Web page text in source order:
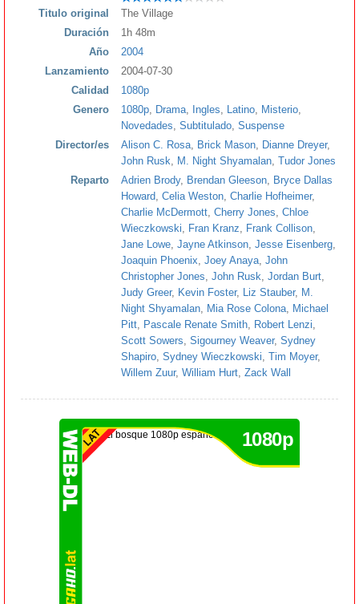
Titulo original
The Village
Duración
1h 48m
Año
2004
Lanzamiento
2004-07-30
Calidad
1080p
Genero
1080p Drama Ingles Latino Misterio
Novedades Subtitulado Suspense
Director/es
Alison C. Rosa Brick Mason Dianne Dreyer,
John Rusk
M. Night Shyamalan Tudor Jones
Reparto
Adrien Brody, Brendan Gleeson
Bryce Dallas
Howard Celia Weston Charlie Hofheimer,
Charlie McDermott Cherry Jones Chloe
Wieczkowski
Fran Kranz Frank Collison
Jane Lowe Jayne Atkinson Jesse Eisenberg
Joaquin Phoenix Joey Anaya John
Christopher Jones John Rusk Jordan Burt
Judy Greer, Kevin Foster, Liz Stauber, M.
Night Shyamalan
Mia Rose Colona
Michael
Pitt
Pascale Renate Smith Robert Lenzi
Scott Sowers Sigourney Weaver, Sydney
Shapiro Sydney Wieczkowski Tim Moyer,
Willem Zuur, William Hurt Zack Wall
1080p